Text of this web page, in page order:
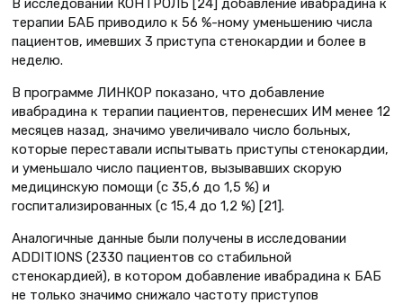
В исследовании КОНТРОЛЬ [24] добавление ивабрадина к
терапии БАБ приводило к 56 %-ному уменьшению числа
пациентов, имевших 3 приступа стенокардии и более в
неделю.
В программе ЛИНКОР показано, что добавление
ивабрадина к терапии пациентов, перенесших ИМ менее 12
месяцев назад, значимо увеличивало число больных,
которые переставали испытывать приступы стенокардии,
и уменьшало число пациентов, вызывавших скорую
медицинскую помощи (с 35,6 до 1,5 %) и
госпитализированных (с 15,4 до 1,2 %) [21].
Аналогичные данные были получены в исследовании
ADDITIONS (2330 пациентов со стабильной
стенокардией), в котором добавление ивабрадина к БАБ
не только значимо снижало частоту приступов